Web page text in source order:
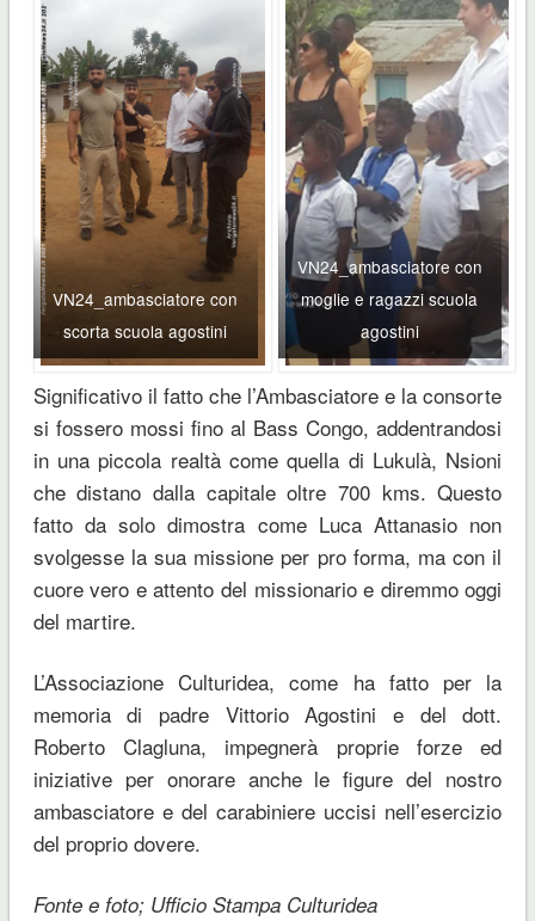
VN24_ambasciatore con
scorta scuola agostini
VN24_ambasciatore con
moglie e ragazzi scuola
agostini
Significativo il fatto che l’Ambasciatore e la consorte
si fossero mossi fino al Bass Congo, addentrandosi
in una piccola realtà come quella di Lukulà, Nsioni
che distano dalla capitale oltre 700 kms. Questo
fatto da solo dimostra come Luca Attanasio non
svolgesse la sua missione per pro forma, ma con il
cuore vero e attento del missionario e diremmo oggi
del martire.
L’Associazione Culturidea, come ha fatto per la
memoria di padre Vittorio Agostini e del dott.
Roberto Clagluna, impegnerà proprie forze ed
iniziative per onorare anche le figure del nostro
ambasciatore e del carabiniere uccisi nell’esercizio
del proprio dovere.
Fonte e foto; Ufficio Stampa Culturidea